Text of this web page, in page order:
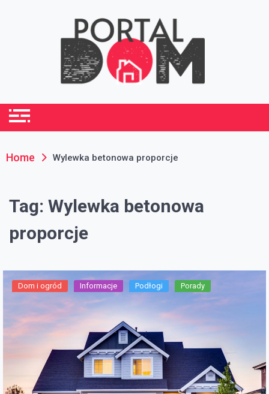
portaldom.com.pl
Home Wylewka betonowa proporcje
Tag: Wylewka betonowa
proporcje
Dom i ogród Informacje Podłogi Porady